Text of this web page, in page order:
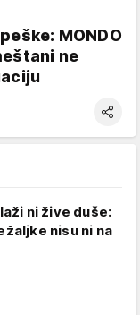
MONDO
ne
ni žive duše:
nisu ni na